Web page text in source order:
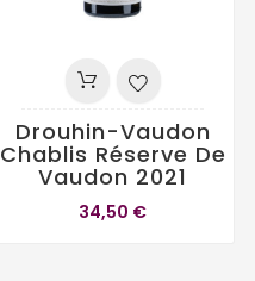
Drouhin-Vaudon
Chablis Réserve De
Vaudon 2021
34,50 €